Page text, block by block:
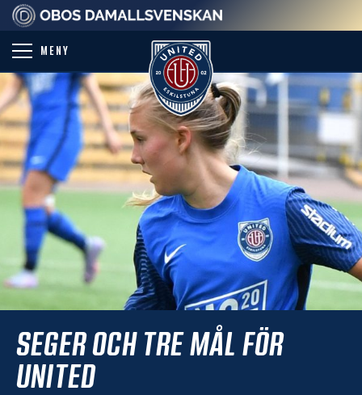
MENY
SEGER OCH TRE MÅL FÖR
UNITED